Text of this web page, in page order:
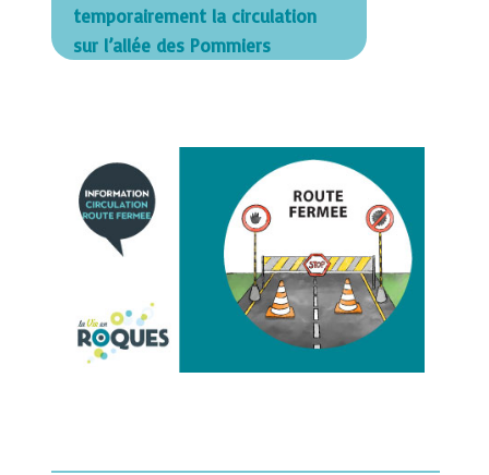
temporairement la circulation
sur l’allée des Pommiers